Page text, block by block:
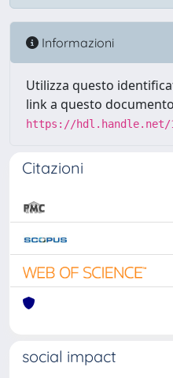
Informazioni
Utilizza questo
link a questo
https://hdl.handle.net/
Citazioni
social impact